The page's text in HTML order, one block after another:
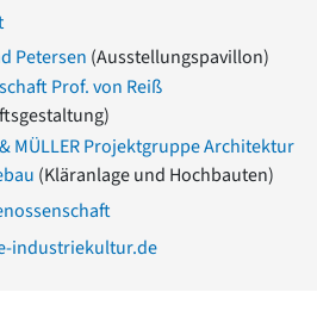
Petersen (Ausstellungspavillon)
Prof. von Reiß
MÜLLER Projektgruppe Architektur
(Kläranlage und Hochbauten)
industriekultur.de